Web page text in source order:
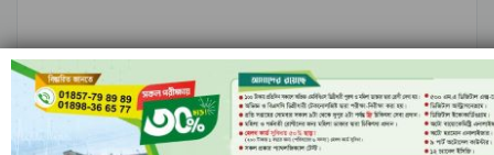
নীল ঢেউয়ের জোয়ারে গোল করে ইতিহাস কুরাসাওয়ের